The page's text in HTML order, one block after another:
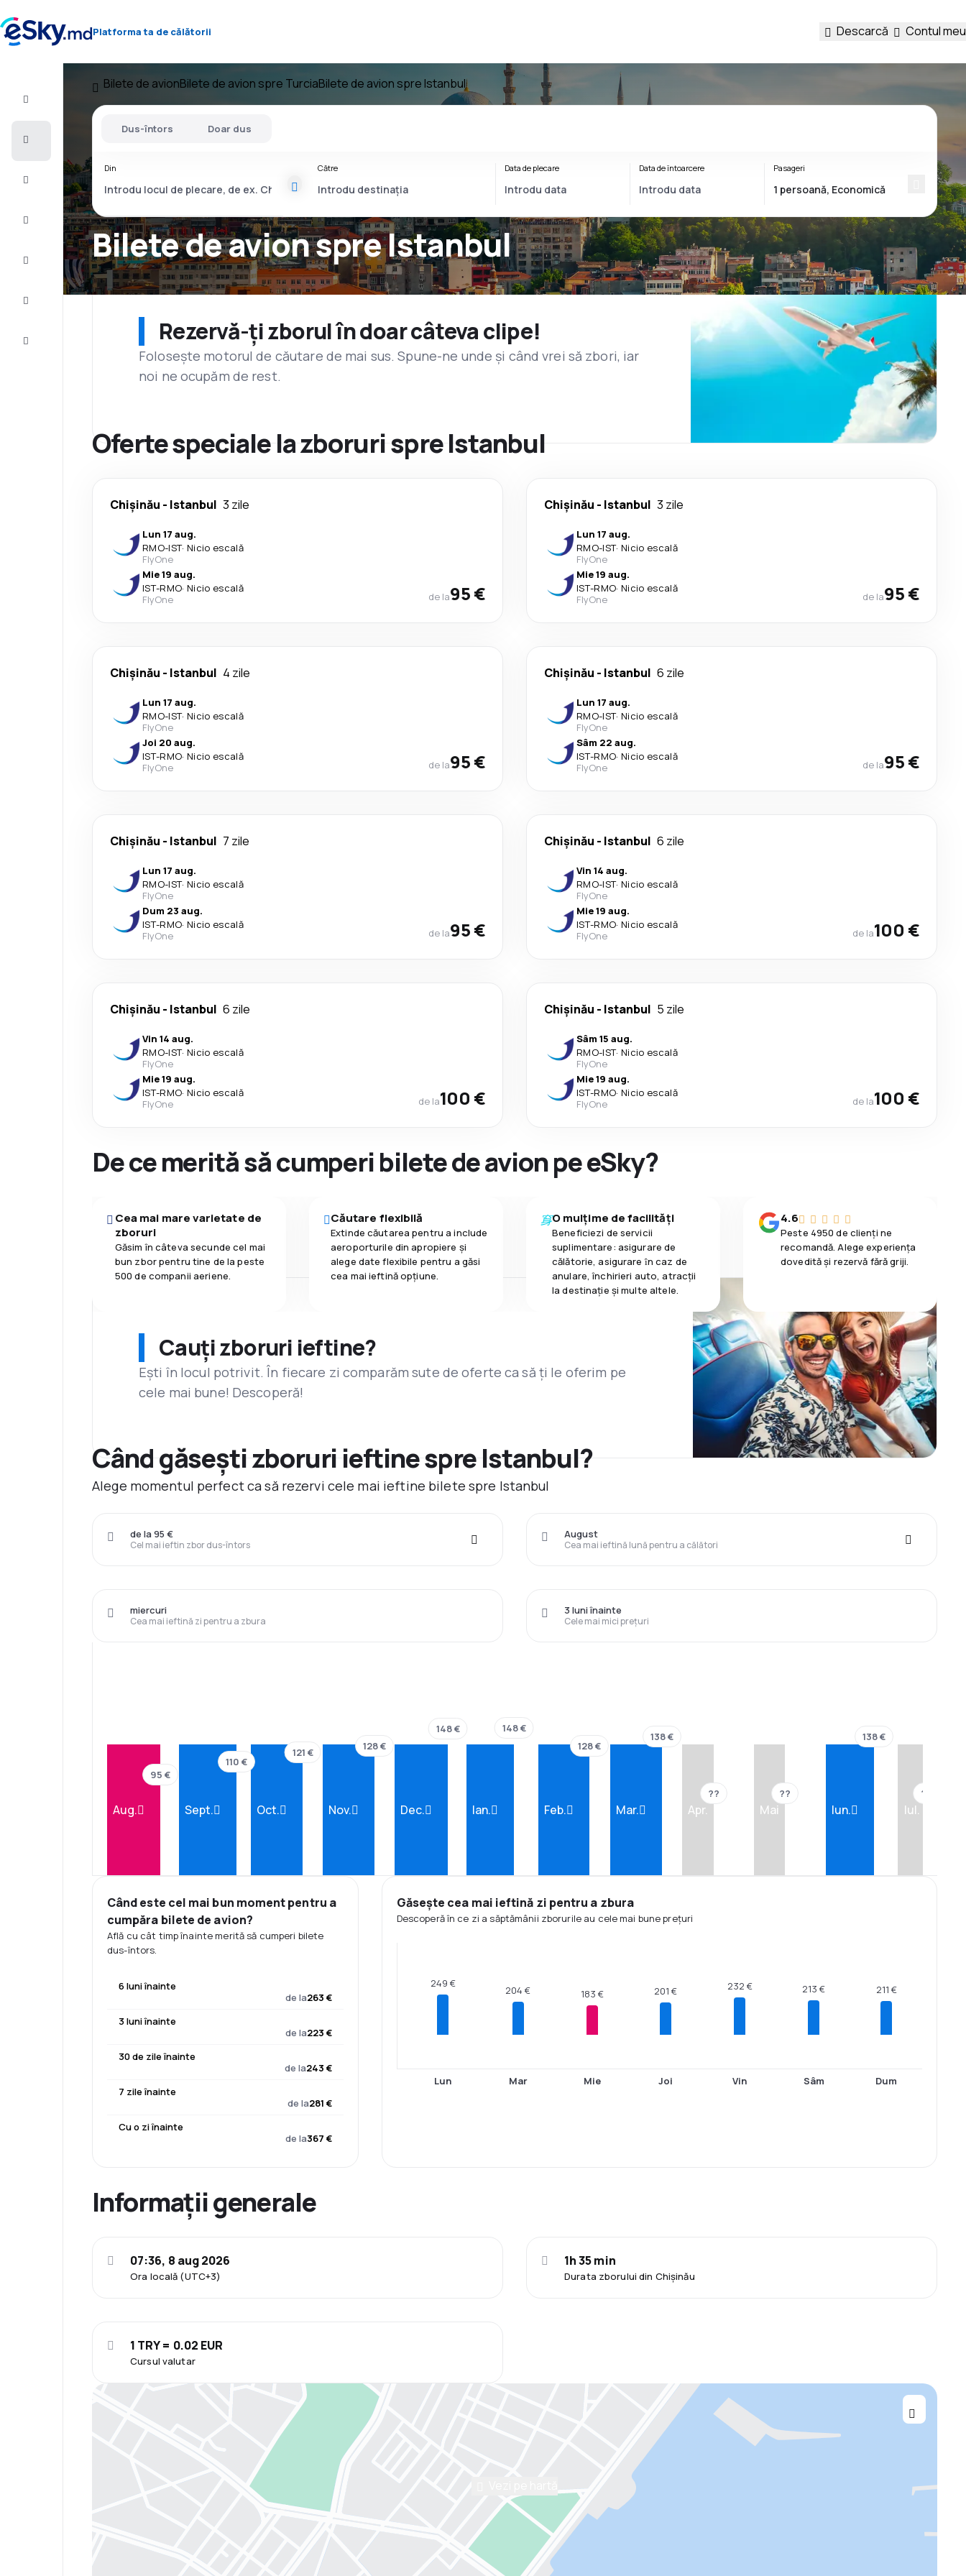
Platforma ta de călătorii Descarcă Contul meu
Finalizează
călătoria
Inspiraţie şi
Bilete de avionBilete de avion spre TurciaBilete de avion spre Istanbul
Bilete de avion spre Istanbul
Dus-întors Doar dus
Din Către Data de plecare Data de întoarcere Pasageri
Rezervă-ți zborul în doar câteva clipe!
Folosește motorul de căutare de mai sus. Spune-ne unde și când vrei să zbori, iar
noi ne ocupăm de rest.
Oferte speciale la zboruri spre Istanbul
Chişinău - Istanbul 3 zile
Lun 17 aug.
RMO-IST· Nicio escală
FlyOne
Mie 19 aug.
IST-RMO· Nicio escală
FlyOne
de la95 €
Chişinău - Istanbul 3 zile
Lun 17 aug.
RMO-IST· Nicio escală
FlyOne
Mie 19 aug.
IST-RMO· Nicio escală
FlyOne
de la95 €
Chişinău - Istanbul 4 zile
Lun 17 aug.
RMO-IST· Nicio escală
FlyOne
Joi 20 aug.
IST-RMO· Nicio escală
FlyOne
de la95 €
Chişinău - Istanbul 6 zile
Lun 17 aug.
RMO-IST· Nicio escală
FlyOne
Sâm 22 aug.
IST-RMO· Nicio escală
FlyOne
de la95 €
Chişinău - Istanbul 7 zile
Lun 17 aug.
RMO-IST· Nicio escală
FlyOne
Dum 23 aug.
IST-RMO· Nicio escală
FlyOne
de la95 €
Chişinău - Istanbul 6 zile
Vin 14 aug.
RMO-IST· Nicio escală
FlyOne
Mie 19 aug.
IST-RMO· Nicio escală
FlyOne
de la100 €
Chişinău - Istanbul 6 zile
Vin 14 aug.
RMO-IST· Nicio escală
FlyOne
Mie 19 aug.
IST-RMO· Nicio escală
FlyOne
de la100 €
Chişinău - Istanbul 5 zile
Sâm 15 aug.
RMO-IST· Nicio escală
FlyOne
Mie 19 aug.
IST-RMO· Nicio escală
FlyOne
de la100 €
De ce merită să cumperi bilete de avion pe eSky?
Cea mai mare varietate de
zboruri
Găsim în câteva secunde cel mai
bun zbor pentru tine de la peste
500 de companii aeriene.
Căutare flexibilă
Extinde căutarea pentru a include
aeroporturile din apropiere și
alege date flexibile pentru a găsi
cea mai ieftină opțiune.
O mulțime de facilități
Beneficiezi de servicii
suplimentare: asigurare de
călătorie, asigurare ȋn caz de
anulare, închirieri auto, atracții
la destinaţie și multe altele.
4.6
Peste 4950 de clienți ne
recomandă. Alege experiența
dovedită și rezervă fără griji.
Cauți zboruri ieftine?
Ești în locul potrivit. În fiecare zi comparăm sute de oferte ca să ți le oferim pe
cele mai bune! Descoperă!
Când găsești zboruri ieftine spre Istanbul?
Alege momentul perfect ca să rezervi cele mai ieftine bilete spre Istanbul
Cel mai ieftin zbor dus-întors
de la 95 €
Cea mai ieftină lună pentru a călători
August
Cea mai ieftină zi pentru a zbura
miercuri
Cele mai mici prețuri
3 luni înainte
Aug.
95 €
Sept.
110 €
Oct.
121 €
Nov.
128 €
Dec.
148 €
Ian.
148 €
Feb.
128 €
Mar.
138 €
Apr.
??
Mai
??
Iun.
138 €
Iul.
??
Când este cel mai bun moment pentru a
cumpăra bilete de avion?
Află cu cât timp înainte merită să cumperi bilete
dus-întors.
6 luni înainte
de la263 €
3 luni înainte
de la223 €
30 de zile înainte
de la243 €
7 zile înainte
de la281 €
Cu o zi înainte
de la367 €
Găsește cea mai ieftină zi pentru a zbura
Descoperă în ce zi a săptămânii zborurile au cele mai bune prețuri
249 €
Lun
204 €
Mar
183 €
Mie
201 €
Joi
232 €
Vin
213 €
Sâm
211 €
Dum
Informații generale
Ora locală (UTC+3)
07:36, 8 aug 2026
Durata zborului din Chișinău
1h 35 min
Cursul valutar
1 TRY = 0.02 EUR